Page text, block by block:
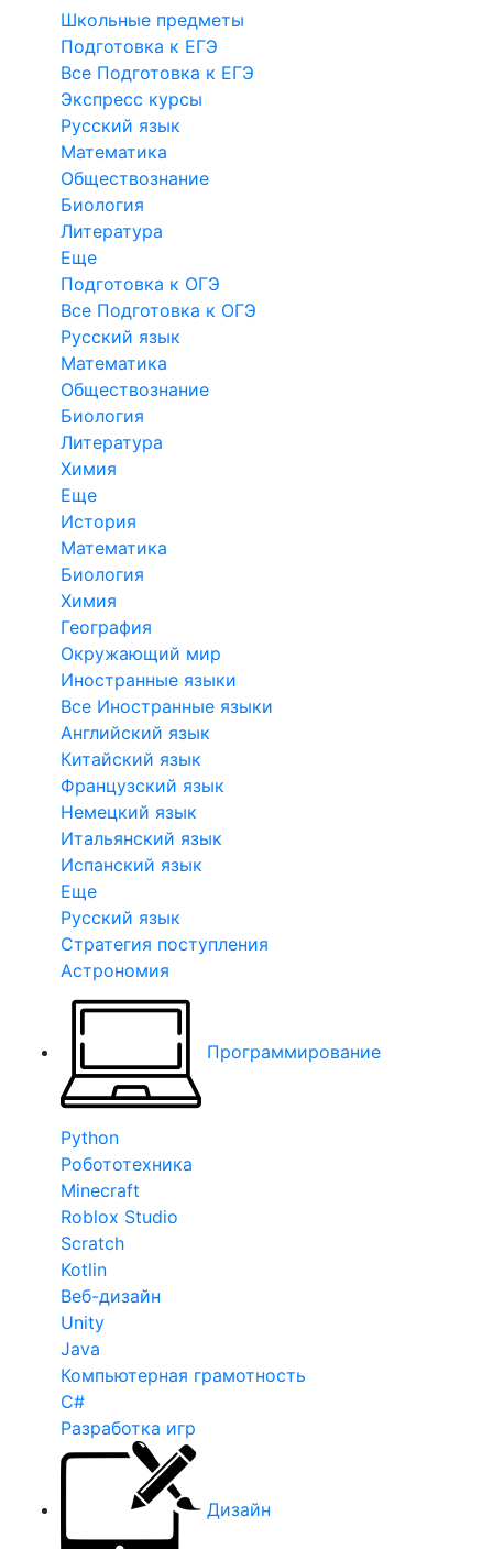
Школьные предметы
Подготовка к ЕГЭ
Все Подготовка к ЕГЭ
Экспресс курсы
Русский язык
Математика
Обществознание
Биология
Литература
Еще
Подготовка к ОГЭ
Все Подготовка к ОГЭ
Русский язык
Математика
Обществознание
Биология
Литература
Химия
Еще
История
Математика
Биология
Химия
География
Окружающий мир
Иностранные языки
Все Иностранные языки
Английский язык
Китайский язык
Французский язык
Немецкий язык
Итальянский язык
Испанский язык
Еще
Русский язык
Стратегия поступления
Астрономия
Программирование
Python
Робототехника
Minecraft
Roblox Studio
Scratch
Kotlin
Веб-дизайн
Unity
Java
Компьютерная грамотность
C#
Разработка игр
Дизайн